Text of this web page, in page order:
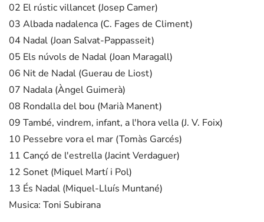
02 El rústic villancet (Josep Camer)
03 Albada nadalenca (C. Fages de Climent)
04 Nadal (Joan Salvat-Pappasseit)
05 Els núvols de Nadal (Joan Maragall)
06 Nit de Nadal (Guerau de Liost)
07 Nadala (Àngel Guimerà)
08 Rondalla del bou (Marià Manent)
09 També, vindrem, infant, a l'hora vella (J. V. Foix)
10 Pessebre vora el mar (Tomàs Garcés)
11 Cançó de l'estrella (Jacint Verdaguer)
12 Sonet (Miquel Martí i Pol)
13 És Nadal (Miquel-Lluís Muntané)
Musica: Toni Subirana